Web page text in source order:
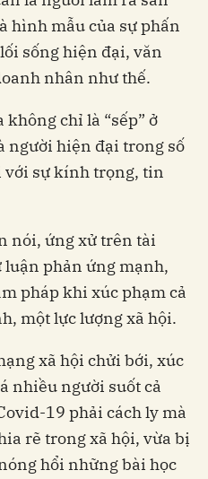
hình mẫu của sự phấn
sống hiện đại, văn
nhân như thế.
chỉ là “sếp” ở
người hiện đại trong số
với sự kính trọng, tin
nói, ứng xử trên tài
phản ứng mạnh,
pháp khi xúc phạm cả
một lực lượng xã hội.
xã hội chửi bới, xúc
nhiều người suốt cả
19 phải cách ly mà
rẽ trong xã hội, vừa bị
hổi những bài học